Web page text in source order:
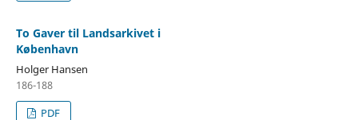
To Gaver til Landsarkivet i
København
Holger Hansen
186-188
PDF